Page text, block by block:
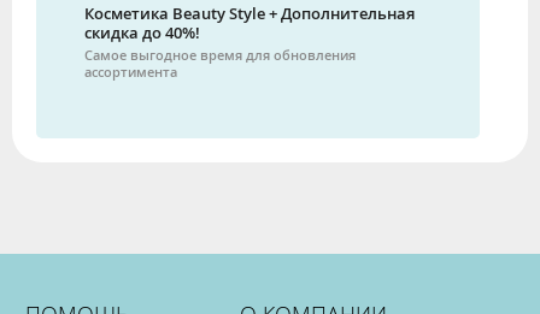
Косметика Beauty Style + Дополнительная
скидка до 40%!
Самое выгодное время для обновления
ассортимента